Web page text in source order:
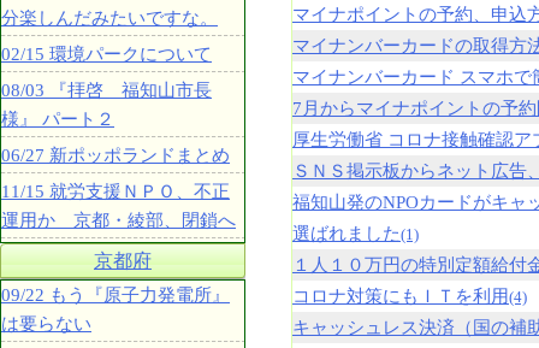
マイナポイントの予約、申込
マイナンバーカードの取得方
マイナンバーカード スマホで
7月からマイナポイントの予
厚生労働省 コロナ接触確認ア
ＳＮＳ掲示板からネット広告
福知山発のNPOカードがキャ
選ばれました(1)
１人１０万円の特別定額給付
コロナ対策にもＩＴを利用(4)
キャッシュレス決済（国の補
分楽しんだみたいですな。
02/15 環境パークについて
08/03 『拝啓 福知山市長
様』 パート２
06/27 新ポッポランドまとめ
11/15 就労支援ＮＰＯ、不正
運用か 京都・綾部、閉鎖へ
京都府
09/22 もう『原子力発電所』
は要らない